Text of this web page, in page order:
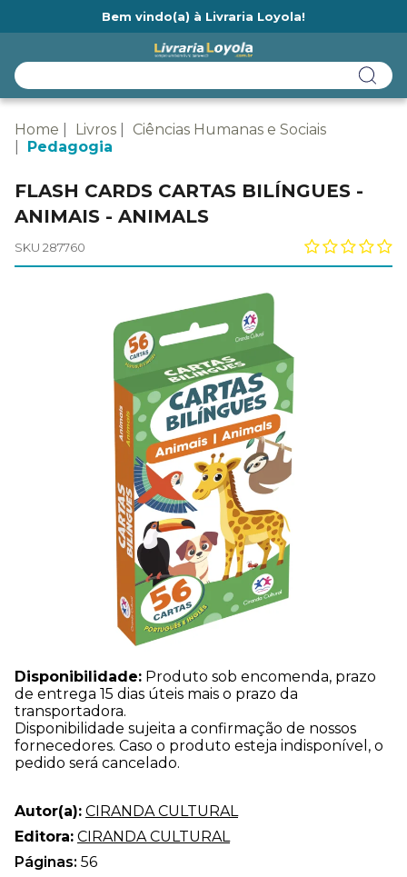
Bem vindo(a) à Livraria Loyola!
Home Livros
Ciências Humanas e Sociais
Pedagogia
FLASH CARDS CARTAS BILÍNGUES -
ANIMAIS - ANIMALS
SKU 287760
Disponibilidade: Produto sob encomenda, prazo
de entrega 15 dias úteis mais o prazo da
transportadora.
Disponibilidade sujeita a confirmação de nossos
fornecedores. Caso o produto esteja indisponível, o
pedido será cancelado.
Autor(a): CIRANDA CULTURAL
Editora: CIRANDA CULTURAL
Páginas: 56